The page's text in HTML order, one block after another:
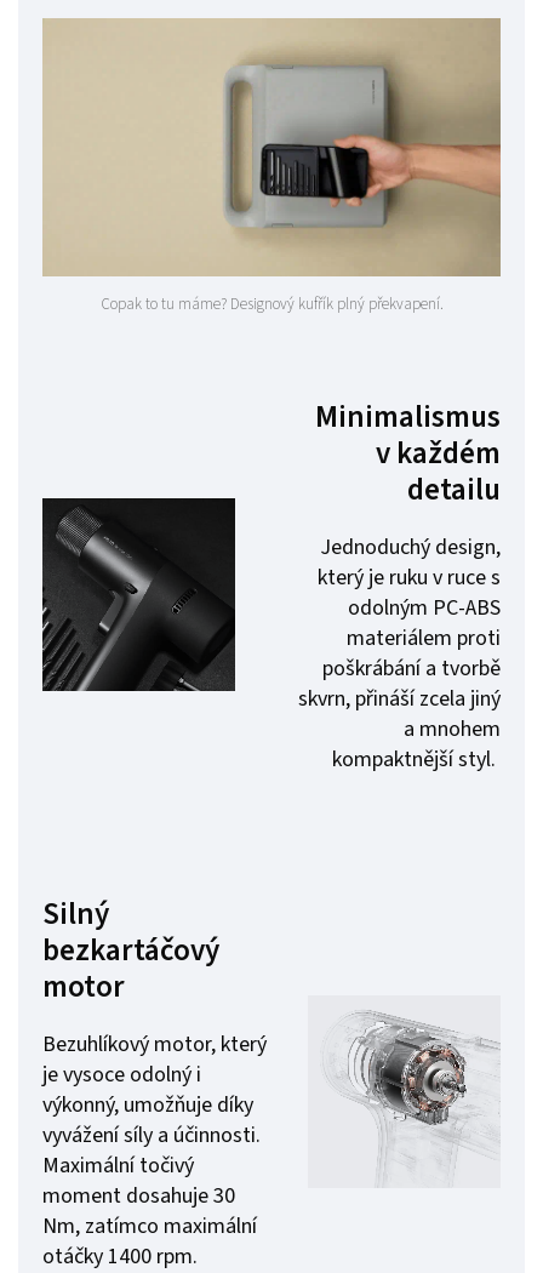
Copak to tu máme? Designový kufřík plný překvapení.
Minimalismus
v každém
detailu
Jednoduchý design,
který je ruku v ruce s
odolným PC-ABS
materiálem proti
poškrábání a tvorbě
skvrn, přináší zcela jiný
a mnohem
kompaktnější styl.
Silný
bezkartáčový
motor
Bezuhlíkový motor, který
je vysoce odolný i
výkonný, umožňuje díky
vyvážení síly a účinnosti.
Maximální točivý
moment dosahuje 30
Nm, zatímco maximální
otáčky 1400 rpm.